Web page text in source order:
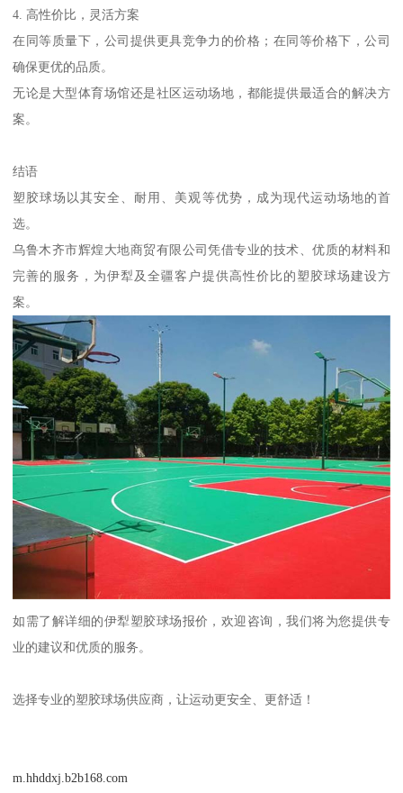
4. 高性价比，灵活方案
在同等质量下，公司提供更具竞争力的价格；在同等价格下，公司
确保更优的品质。
无论是大型体育场馆还是社区运动场地，都能提供最适合的解决方
案。
结语
塑胶球场以其安全、耐用、美观等优势，成为现代运动场地的首
选。
乌鲁木齐市辉煌大地商贸有限公司凭借专业的技术、优质的材料和
完善的服务，为伊犁及全疆客户提供高性价比的塑胶球场建设方
案。
如需了解详细的伊犁塑胶球场报价，欢迎咨询，我们将为您提供专
业的建议和优质的服务。
选择专业的塑胶球场供应商，让运动更安全、更舒适！
m.hhddxj.b2b168.com